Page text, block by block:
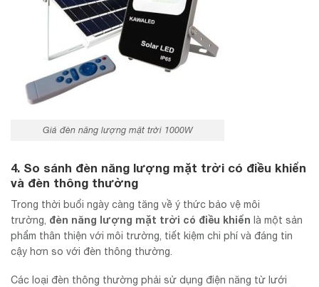
Giá đèn năng lượng mặt trời 1000W
4. So sánh đèn năng lượng mặt trời có điều khiển
và đèn thông thường
Trong thời buổi ngày càng tăng về ý thức bảo vệ môi
trường, đèn năng lượng mặt trời có điều khiển là một sản
phẩm thân thiện với môi trường, tiết kiệm chi phí và đáng tin
cậy hơn so với đèn thông thường.
Các loại đèn thông thường phải sử dụng điện năng từ lưới